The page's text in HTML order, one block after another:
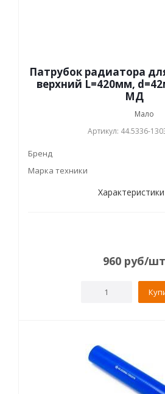
Патрубок радиатора
верхний L=420мм,
МД
Мало
Артикул: 44.5336-
Бренд
Марка техники
Характеристики
960 руб/шт